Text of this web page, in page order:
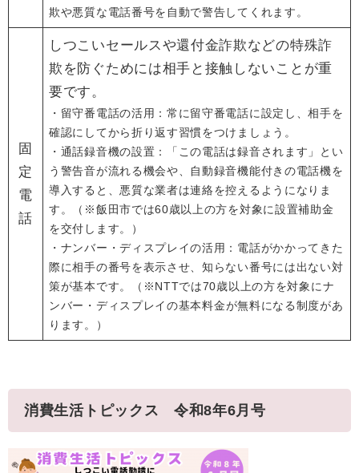
欺や悪質な電話番号を自動で警告してくれます。
固
定
電
話
しつこいセールスや還付金詐欺などの特殊詐
欺を防ぐためには相手と接触しないことが重
要です。
・留守番電話の活用：常に留守番電話に設定し、相手を
確認にしてから折り返す習慣をつけましょう。
・通話録音機の設置：「この電話は録音されます」とい
う警告音が流れる機会や、自動録音機能付きの電話機を
導入すると、悪質な業者は連絡を控えるようになりま
す。（※飯田市では60歳以上の方を対象に設置補助金
を交付します。）
・ナンバー・ディスプレイの活用：電話がかかってきた
際に相手の番号を表示させ、知らない番号には出ない対
策が基本です。（※NTTでは70歳以上の方を対象にナ
ンバー ・ディスプレイの基本料金が無料になる制度があ
ります。）
消費生活トピックス 令和8年6月号